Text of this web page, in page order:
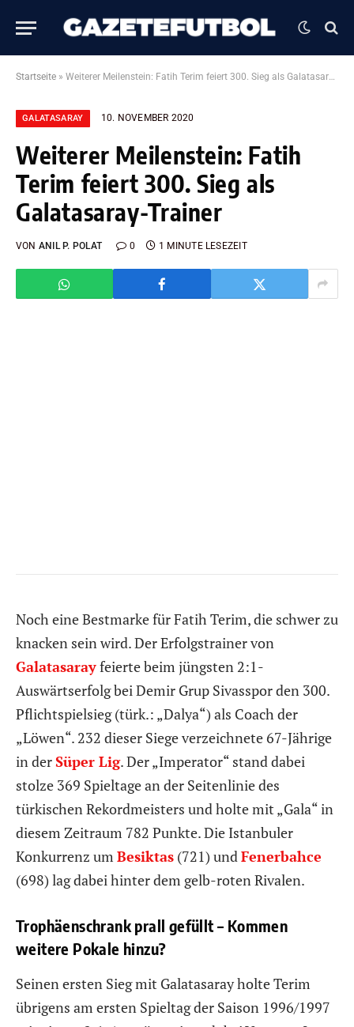
Startseite » Weiterer Meilenstein: Fatih Terim feiert 300. Sieg als Galatasaray-Trainer
GALATASARAY 10. NOVEMBER 2020
Weiterer Meilenstein: Fatih
Terim feiert 300. Sieg als
Galatasaray-Trainer
VON ANIL P. POLAT 0 1 MINUTE LESEZEIT
Noch eine Bestmarke für Fatih Terim, die schwer zu
knacken sein wird. Der Erfolgstrainer von
Galatasarayfeierte beim jüngsten 2:1-
Auswärtserfolg bei Demir Grup Sivasspor den 300.
Pflichtspielsieg (türk.: „Dalya“) als Coach der
„Löwen“. 232 dieser Siege verzeichnete 67-Jährige
in derSüper Lig. Der „Imperator“ stand dabei
stolze 369 Spieltage an der Seitenlinie des
türkischen Rekordmeisters und holte mit „Gala“ in
diesem Zeitraum 782 Punkte. Die Istanbuler
Konkurrenz um Besiktas (721) undFenerbahce
(698) lag dabei hinter dem gelb-roten Rivalen.
Trophäenschrank prall gefüllt – Kommen
weitere Pokale hinzu?
Seinen ersten Sieg mit Galatasaray holte Terim
übrigens am ersten Spieltag der Saison 1996/1997